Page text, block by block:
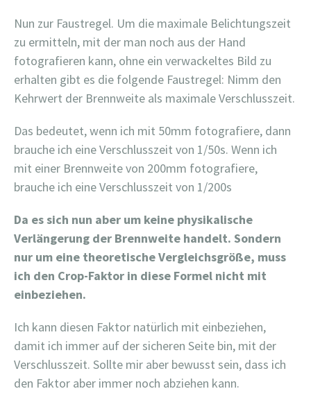
Nun zur Faustregel. Um die maximale Belichtungszeit
zu ermitteln, mit der man noch aus der Hand
fotografieren kann, ohne ein verwackeltes Bild zu
erhalten gibt es die folgende Faustregel: Nimm den
Kehrwert der Brennweite als maximale Verschlusszeit.
Das bedeutet, wenn ich mit 50mm fotografiere, dann
brauche ich eine Verschlusszeit von 1/50s. Wenn ich
mit einer Brennweite von 200mm fotografiere,
brauche ich eine Verschlusszeit von 1/200s
Da es sich nun aber um keine physikalische
Verlängerung der Brennweite handelt. Sondern
nur um eine theoretische Vergleichsgröße, muss
ich den Crop-Faktor in diese Formel nicht mit
einbeziehen.
Ich kann diesen Faktor natürlich mit einbeziehen,
damit ich immer auf der sicheren Seite bin, mit der
Verschlusszeit. Sollte mir aber bewusst sein, dass ich
den Faktor aber immer noch abziehen kann.